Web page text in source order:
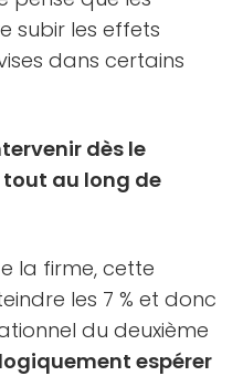
subir les effets
dans certains
dès le
au long de
la firme, cette
les 7 % et donc
du deuxième
espérer